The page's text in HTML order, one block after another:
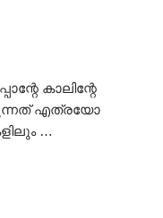
കാലിന്റേ
എത്രയോ
…